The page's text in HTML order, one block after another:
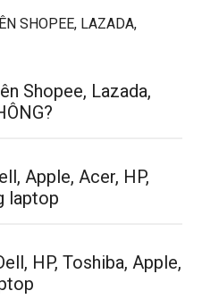
Shopee, Lazada,
Apple, Acer, HP,
laptop
HP, Toshiba, Apple,